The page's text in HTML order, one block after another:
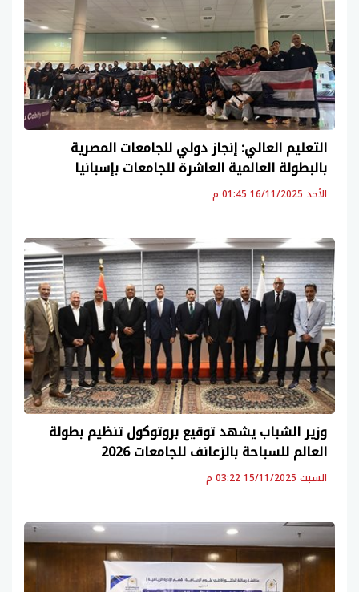
التعليم العالي: إنجاز دولي للجامعات المصرية
بالبطولة العالمية العاشرة للجامعات بإسبانيا
الأحد 16/11/2025 01:45 م
وزير الشباب يشهد توقيع بروتوكول تنظيم بطولة
العالم للسباحة بالزعانف للجامعات 2026
السبت 15/11/2025 03:22 م